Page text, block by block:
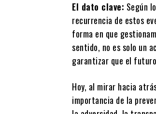
El dato clave: Según
recurrencia de estos
forma en que
sentido, no es solo un
garantizar que el
Hoy, al mirar hacia
importancia de la